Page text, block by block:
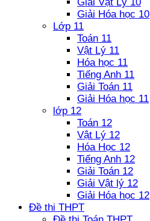
Giải Vật Lý 10
Giải Hóa học 10
Lớp 11
Toán 11
Vật Lý 11
Hóa học 11
Tiếng Anh 11
Giải Toán 11
Giải Hóa học 11
lớp 12
Toán 12
Vật Lý 12
Hóa Học 12
Tiếng Anh 12
Giải Toán 12
Giải Vật lý 12
Giải Hóa học 12
Đề thi THPT